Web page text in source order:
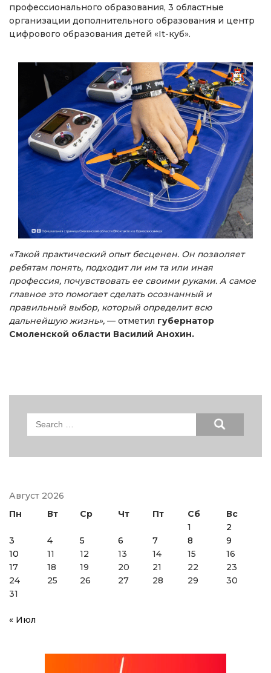
профессионального образования, 3 областные
организации дополнительного образования и центр
цифрового образования детей «It-куб».
«Такой практический опыт бесценен. Он позволяет
ребятам понять, подходит ли им та или иная
профессия, почувствовать ее своими руками. А самое
главное это помогает сделать осознанный и
правильный выбор, который определит всю
дальнейшую жизнь», — отметил губернатор
Смоленской области Василий Анохин.
Search
Август 2026
Пн
Вт Ср Чт Пт Сб
Вс
1
2
3
4 5 6 7 8
9
10
11 12 13 14 15
16
17
18 19 20 21 22
23
24
25 26 27 28 29
30
31
« Июл